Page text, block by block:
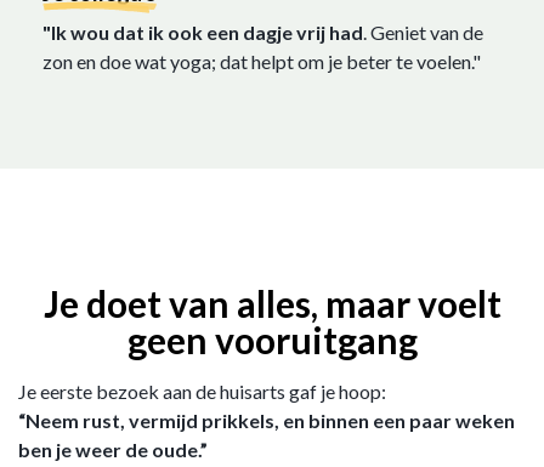
"Ik wou dat ik ook een dagje vrij had. Geniet van de
zon en doe wat yoga; dat helpt om je beter te voelen."
Je doet van alles, maar voelt
geen vooruitgang
Je eerste bezoek aan de huisarts gaf je hoop:
“Neem rust, vermijd prikkels, en binnen een paar weken
ben je weer de oude.”